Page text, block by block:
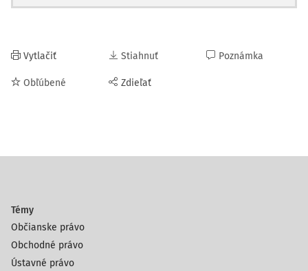
Vytlačiť
Obľúbené
Stiahnuť
Zdieľať
Poznámka
Témy
Občianske právo
Obchodné právo
Ústavné právo